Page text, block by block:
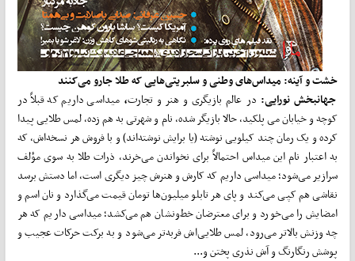
خشت و آینه:میداسهای وطنی و سلبریتیهایی که طلا جارو میکنند
جهانبخش نورایی:در عالم بازیگری و هنر و تجارت، میداسی داریم که قبلاً در
کوچه و خیابان می پلکید، حالا بازیگر شده، نام و شهرتی به هم زده، لمس طلایی پیدا
کرده و یک رمان چند کیلویی نوشته (یا برایش نوشته‌اند) و با فروش هر نسخه‌اش، که
به اعتبار نام این میداس احتمالاً برای نخواندن می‌خرند، ذرات طلا به سوی مؤلف
سرازیر می‌شود؛ میداسی داریم که کارش و هنرش چیز دیگری است، اما دستش برسد
نقاشی هم کپی می‌کند و پای هر تابلو میلیون‌ها تومان قیمت می‌گذارد و نان اسم و
امضایش را می‌خورد و برای معترضان خط‌ونشان هم می‌کشد؛ میداسی داریم که هر
چه وزنش بالاتر می‌رود، لمس طلایی‌اش فربه‌تر می‌شود و به برکت حرکات عجیب و
پوشش رنگارنگ و آش نذری پختن و...